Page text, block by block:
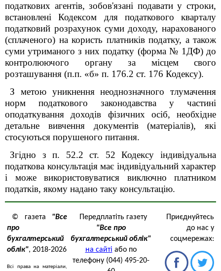
податкових агентів, зобов'язані подавати у строки,
встановлені Кодексом для податкового кварталу
податковий розрахунок суми доходу, нарахованого
(сплаченого) на користь платників податку, а також
суми утриманого з них податку (форма № 1ДФ) до
контролюючого органу за місцем свого
розташування (п.п. «б» п. 176.2 ст. 176 Кодексу).
З метою уникнення неоднозначного тлумачення
норм податкового законодавства у частині
оподаткування доходів фізичних осіб, необхідне
детальне вивчення документів (матеріалів), які
стосуються порушеного питання.
Згідно з п. 52.2 ст. 52 Кодексу індивідуальна
податкова консультація має індивідуальний характер
і може використовуватися виключно платником
податків, якому надано таку консультацію.
© газета "Все
про
бухгалтерський
облік", 2018-2026
Всі права на матеріали,
Передплатіть газету
"Все про
бухгалтерський облік"
на сайті або по
телефону (044) 495-20-
Приєднуйтесь
до нас у
соцмережах: